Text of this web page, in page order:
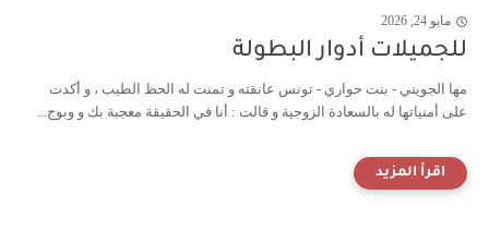
مايو 24, 2026
للجميلات أدوار البطولة
مها الجويني - بنت حواري - تونس عانقته و تمنت له الحظ الطيب ، و أكدت
على أمنياتها له بالسعادة الزوجية و قالت : أنا في الحقيقة معجبة بك و وبوج...